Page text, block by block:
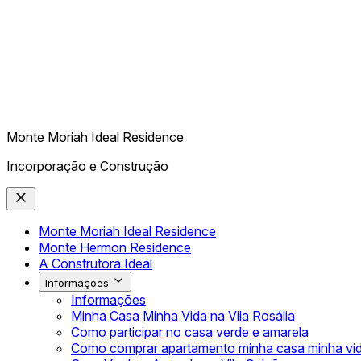
Monte Moriah Ideal Residence
Incorporação e Construção
Monte Moriah Ideal Residence
Monte Hermon Residence
A Construtora Ideal
Informações
Informações
Minha Casa Minha Vida na Vila Rosália
Como participar no casa verde e amarela
Como comprar apartamento minha casa minha